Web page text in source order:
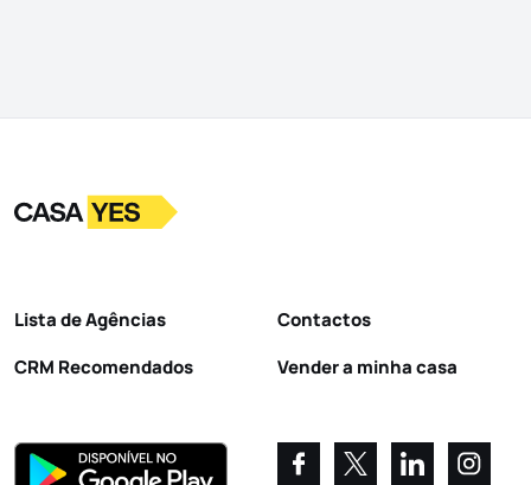
LogoIr para a homepage
Lista de Agências
CRM Recomendados
Contactos
Vender a minha casa